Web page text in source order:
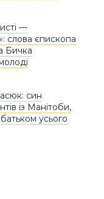
—
слова єпископа
Бичка
син
із Манітоби,
усього